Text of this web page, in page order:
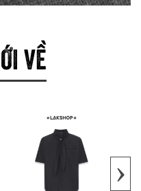
VỀ
›